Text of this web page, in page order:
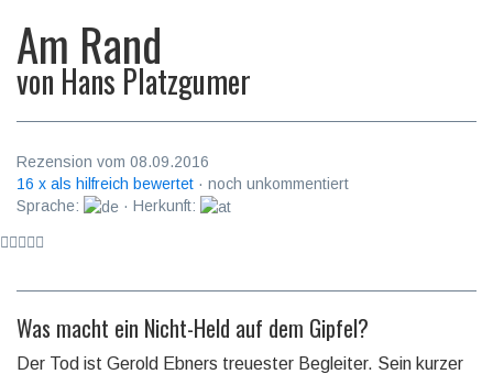
Am Rand
von Hans Platzgumer
Rezension vom 08.09.2016
16 x als hilfreich bewertet · noch unkommentiert
Sprache:
· Herkunft:
Was macht ein Nicht-Held auf dem Gipfel?
Der Tod ist Gerold Ebners treuester Begleiter. Sein kurzer